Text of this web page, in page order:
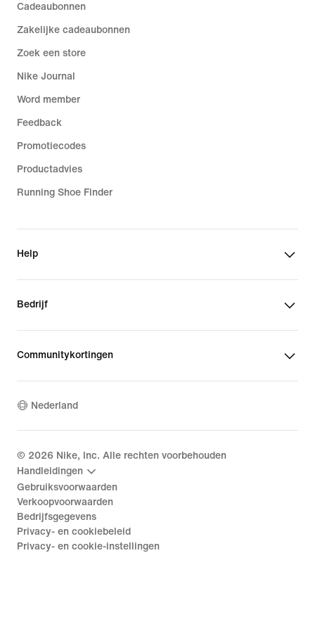
Cadeaubonnen
Zakelijke cadeaubonnen
Zoek een store
Nike Journal
Word member
Feedback
Promotiecodes
Productadvies
Running Shoe Finder
Help
Bedrijf
Communitykortingen
Nederland
© 2026 Nike, Inc. Alle rechten voorbehouden
Handleidingen
Gebruiksvoorwaarden
Verkoopvoorwaarden
Bedrijfsgegevens
Privacy- en cookiebeleid
Privacy- en cookie-instellingen